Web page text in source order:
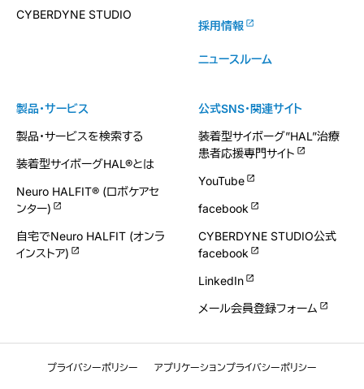
製品・サービス
製品・サービスを検索する
装着型サイボーグHAL®とは
Neuro HALFIT® (ロボケアセ
ンター)
自宅でNeuro HALFIT (オンラ
インストア)
CYBERDYNE STUDIO
採用情報
ニュースルーム
公式SNS・関連サイト
装着型サイボーグ”HAL”治療
患者応援専門サイト
YouTube
facebook
CYBERDYNE STUDIO公式
facebook
LinkedIn
メール会員登録フォーム
プライバシーポリシー アプリケーションプライバシーポリシー